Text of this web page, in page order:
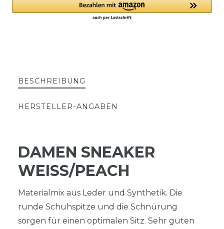
BESCHREIBUNG
HERSTELLER-ANGABEN
DAMEN SNEAKER
WEISS/PEACH
Materialmix aus Leder und Synthetik. Die
runde Schuhspitze und die Schnürung
sorgen für einen optimalen Sitz. Sehr guten